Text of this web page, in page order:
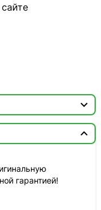


гарантией!